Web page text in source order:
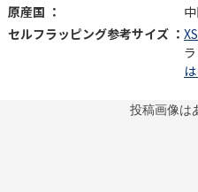
原産国 ：
セルフラッピング参考サイズ ：
投稿画像は